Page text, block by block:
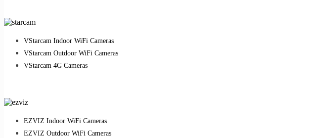
VStarcam Indoor WiFi Cameras
VStarcam Outdoor WiFi Cameras
VStarcam 4G Cameras
EZVIZ Indoor WiFi Cameras
EZVIZ Outdoor WiFi Cameras